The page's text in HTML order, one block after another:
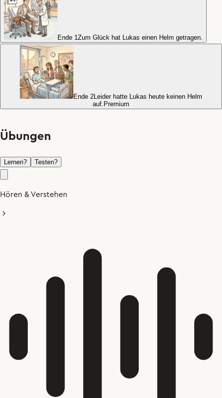
Ende 1 Zum Glück hat Lukas einen Helm getragen.
Ende 2 Leider hatte Lukas heute keinen Helm
auf. Premium
Übungen
Lernen? Testen?
Hören & Verstehen